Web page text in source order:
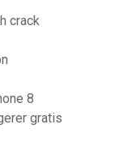
crack
8
gratis